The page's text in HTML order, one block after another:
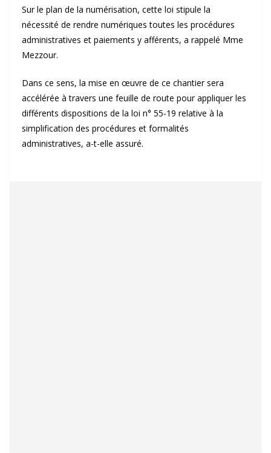
Sur le plan de la numérisation, cette loi stipule la
nécessité de rendre numériques toutes les procédures
administratives et paiements y afférents, a rappelé Mme
Mezzour.
Dans ce sens, la mise en œuvre de ce chantier sera
accélérée à travers une feuille de route pour appliquer les
différents dispositions de la loi n° 55-19 relative à la
simplification des procédures et formalités
administratives, a-t-elle assuré.